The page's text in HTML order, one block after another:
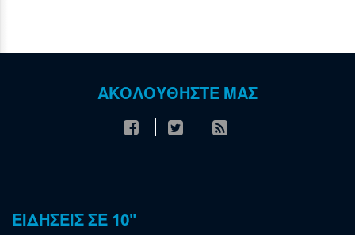
ΑΚΟΛΟΥΘΗΣΤΕ ΜΑΣ
ΕΙΔΗΣΕΙΣ ΣΕ 10"